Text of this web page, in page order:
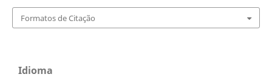
Formatos de Citação
Idioma